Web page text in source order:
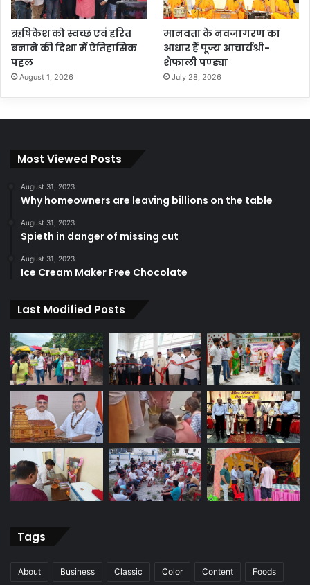
ऋषिकेश को स्वच्छ एवं हरित
बनाने की दिशा में ऐतिहासिक
पहल
August 1, 2026
मानवता के नवजागरण का
आधार हैं पूज्य आचार्यश्री-
शैफाली पण्ड्या
July 28, 2026
Most Viewed Posts
August 31, 2023
Why homeowners are leaving billions on the table
August 31, 2023
Spieth in danger of missing cut
August 31, 2023
Ice Cream Maker Free Chocolate
Last Modified Posts
Tags
About Business Classic Color Content Foods